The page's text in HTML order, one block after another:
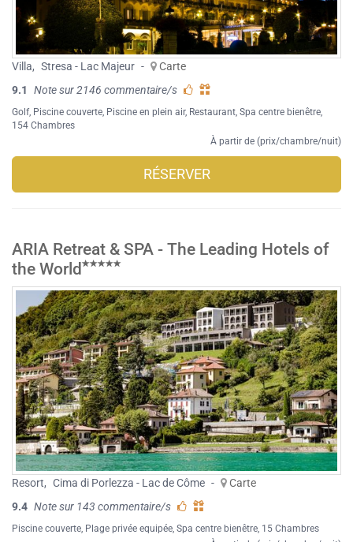
Villa, Stresa - Lac Majeur -
Carte
9.1
Note sur 2146 commentaire/s
Golf Piscine couverte Piscine en plein air, Restaurant Spa centre bienêtre
154 Chambres
À partir de (prix/chambre/nuit)
RÉSERVER
ARIA Retreat & SPA - The Leading Hotels of
the World
Resort, Cima di Porlezza - Lac de Côme -
Carte
9.4 Note sur 143 commentaire/s
Piscine couverte, Plage privée equipée, Spa centre bienêtre, 15 Chambres